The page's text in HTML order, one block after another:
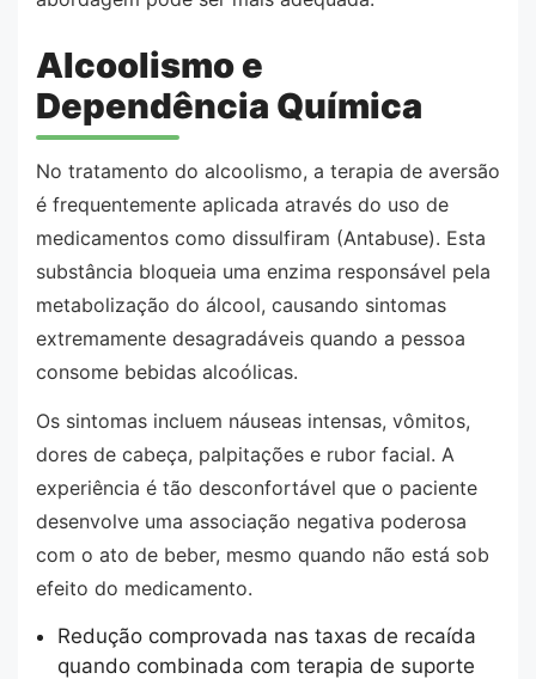
Alcoolismo e
Dependência Química
No tratamento do alcoolismo, a terapia de aversão
é frequentemente aplicada através do uso de
medicamentos como dissulfiram (Antabuse). Esta
substância bloqueia uma enzima responsável pela
metabolização do álcool, causando sintomas
extremamente desagradáveis quando a pessoa
consome bebidas alcoólicas.
Os sintomas incluem náuseas intensas, vômitos,
dores de cabeça, palpitações e rubor facial. A
experiência é tão desconfortável que o paciente
desenvolve uma associação negativa poderosa
com o ato de beber, mesmo quando não está sob
efeito do medicamento.
Redução comprovada nas taxas de recaída
quando combinada com terapia de suporte